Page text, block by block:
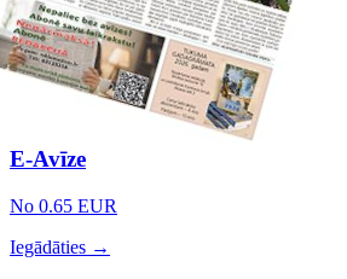
E-Avīze
No 0.65 EUR
Iegādāties →